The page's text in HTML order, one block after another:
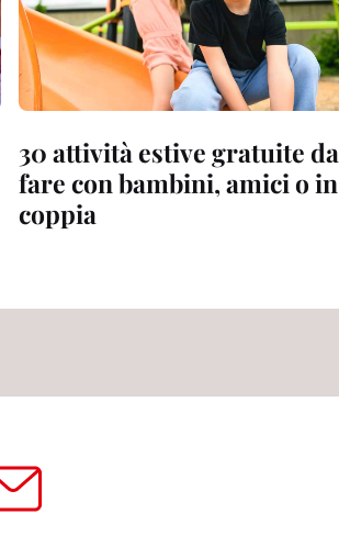
30 attività estive gratuite da
fare con bambini, amici o in
coppia